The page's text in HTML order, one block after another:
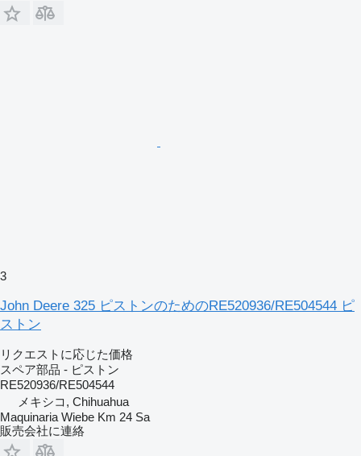
3
John Deere 325 ピストンのためのRE520936/RE504544 ピ
ストン
リクエストに応じた価格
スペア部品 - ピストン
RE520936/RE504544
メキシコ, Chihuahua
Maquinaria Wiebe Km 24 Sa
販売会社に連絡